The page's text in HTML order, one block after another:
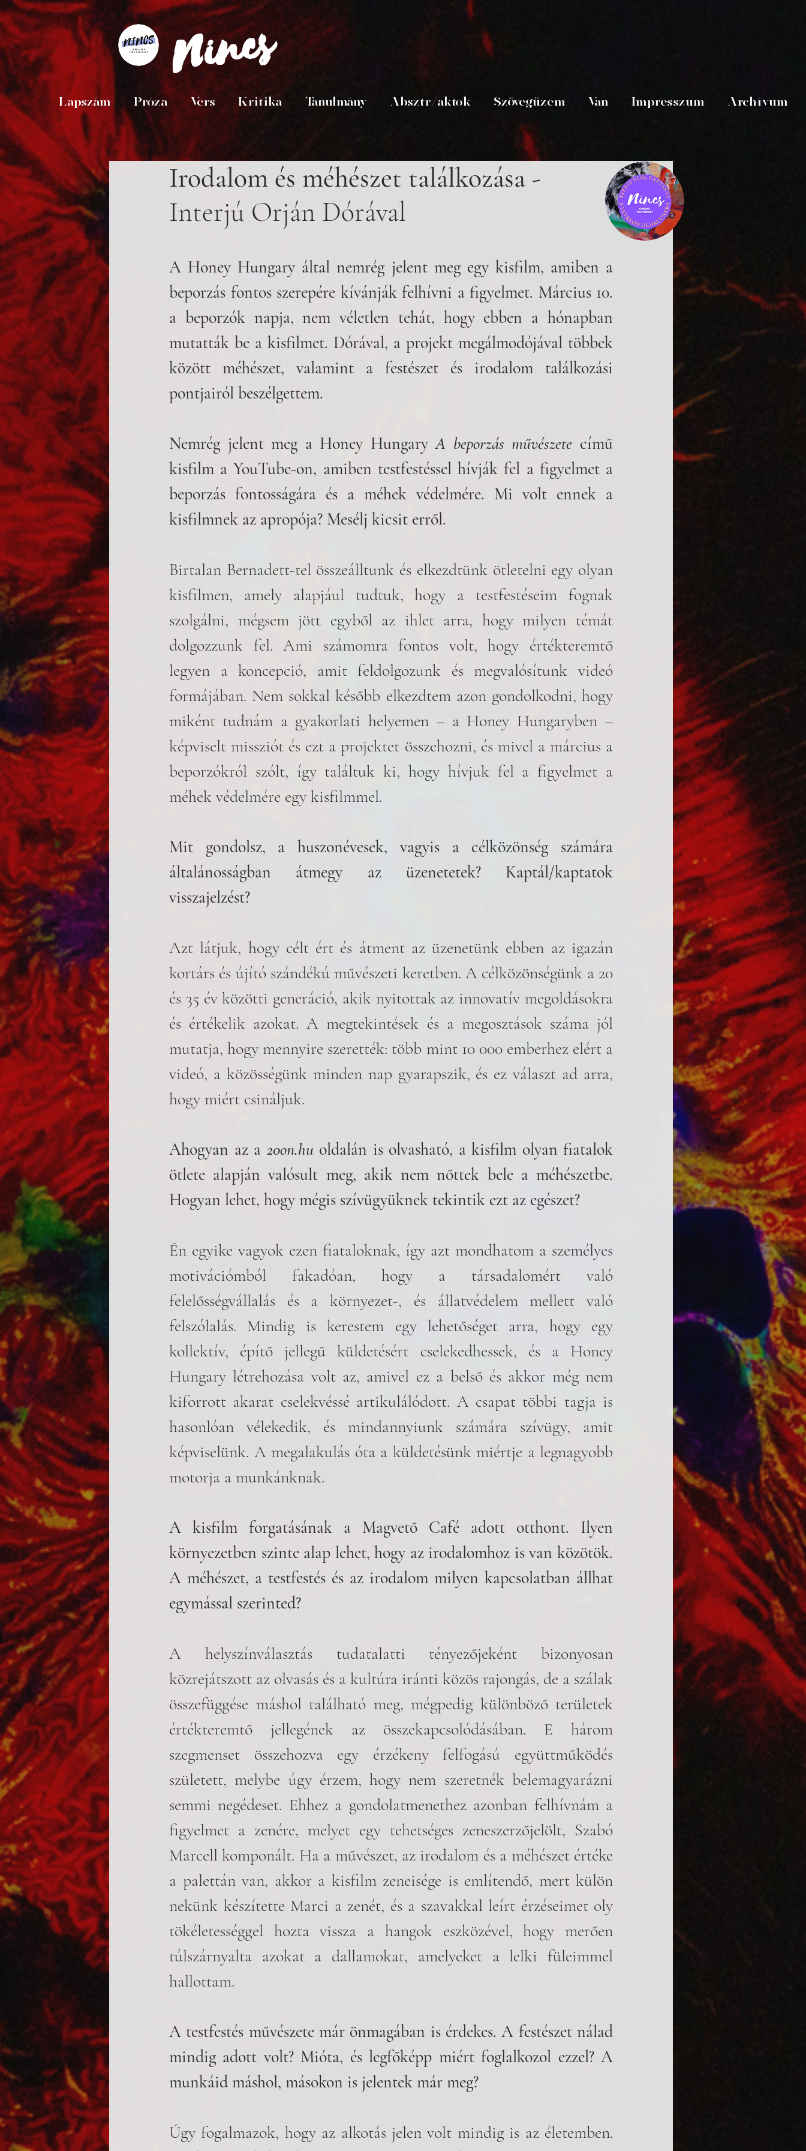
Nincs
Lapszám Próza Vers Kritika Tanulmány Absztr/aktok Szövegüzem Van Impresszum Archívum
Irodalom és méhészet találkozása -
Interjú Orján Dórával
A Honey Hungary által nemrég jelent meg egy kisfilm, amiben a
beporzás fontos szerepére kívánják felhívni a figyelmet. Március 10.
a beporzók napja, nem véletlen tehát, hogy ebben a hónapban
mutatták be a kisfilmet. Dórával, a projekt megálmodójával többek
között méhészet, valamint a festészet és irodalom találkozási
pontjairól beszélgettem.
Nemrég jelent meg a Honey Hungary A beporzás művészete című
kisfilm a YouTube-on, amiben testfestéssel hívják fel a figyelmet a
beporzás fontosságára és a méhek védelmére. Mi volt ennek a
kisfilmnek az apropója? Mesélj kicsit erről.
Birtalan Bernadett-tel összeálltunk és elkezdtünk ötletelni egy olyan
kisfilmen, amely alapjául tudtuk, hogy a testfestéseim fognak
szolgálni, mégsem jött egyből az ihlet arra, hogy milyen témát
dolgozzunk fel. Ami számomra fontos volt, hogy értékteremtő
legyen a koncepció, amit feldolgozunk és megvalósítunk videó
formájában. Nem sokkal később elkezdtem azon gondolkodni, hogy
miként tudnám a gyakorlati helyemen – a Honey Hungaryben –
képviselt missziót és ezt a projektet összehozni, és mivel a március a
beporzókról szólt, így találtuk ki, hogy hívjuk fel a figyelmet a
méhek védelmére egy kisfilmmel.
Mit gondolsz, a huszonévesek, vagyis a célközönség számára
általánosságban átmegy az üzenetetek? Kaptál/kaptatok
visszajelzést?
Azt látjuk, hogy célt ért és átment az üzenetünk ebben az igazán
kortárs és újító szándékú művészeti keretben. A célközönségünk a 20
és 35 év közötti generáció, akik nyitottak az innovatív megoldásokra
és értékelik azokat. A megtekintések és a megosztások száma jól
mutatja, hogy mennyire szerették: több mint 10 000 emberhez elért a
videó, a közösségünk minden nap gyarapszik, és ez választ ad arra,
hogy miért csináljuk.
Ahogyan az a 20on.hu oldalán is olvasható, a kisfilm olyan fiatalok
ötlete alapján valósult meg, akik nem nőttek bele a méhészetbe.
Hogyan lehet, hogy mégis szívügyüknek tekintik ezt az egészet?
Én egyike vagyok ezen fiataloknak, így azt mondhatom a személyes
motivációmból fakadóan, hogy a társadalomért való
felelősségvállalás és a környezet-, és állatvédelem mellett való
felszólalás. Mindig is kerestem egy lehetőséget arra, hogy egy
kollektív, építő jellegű küldetésért cselekedhessek, és a Honey
Hungary létrehozása volt az, amivel ez a belső és akkor még nem
kiforrott akarat cselekvéssé artikulálódott. A csapat többi tagja is
hasonlóan vélekedik, és mindannyiunk számára szívügy, amit
képviselünk. A megalakulás óta a küldetésünk miértje a legnagyobb
motorja a munkánknak.
A kisfilm forgatásának a Magvető Café adott otthont. Ilyen
környezetben szinte alap lehet, hogy az irodalomhoz is van közötök.
A méhészet, a testfestés és az irodalom milyen kapcsolatban állhat
egymással szerinted?
A helyszínválasztás tudatalatti tényezőjeként bizonyosan
közrejátszott az olvasás és a kultúra iránti közös rajongás, de a szálak
összefüggése máshol található meg, mégpedig különböző területek
értékteremtő jellegének az összekapcsolódásában. E három
szegmenset összehozva egy érzékeny felfogású együttműködés
született, melybe úgy érzem, hogy nem szeretnék belemagyarázni
semmi negédeset. Ehhez a gondolatmenethez azonban felhívnám a
figyelmet a zenére, melyet egy tehetséges zeneszerzőjelölt, Szabó
Marcell komponált. Ha a művészet, az irodalom és a méhészet értéke
a palettán van, akkor a kisfilm zeneisége is említendő, mert külön
nekünk készítette Marci a zenét, és a szavakkal leírt érzéseimet oly
tökéletességgel hozta vissza a hangok eszközével, hogy merően
túlszárnyalta azokat a dallamokat, amelyeket a lelki füleimmel
hallottam.
A testfestés művészete már önmagában is érdekes. A festészet nálad
mindig adott volt? Mióta, és legfőképp miért foglalkozol ezzel? A
munkáid máshol, másokon is jelentek már meg?
Úgy fogalmazok, hogy az alkotás jelen volt mindig is az életemben.